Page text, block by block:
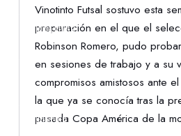
NORMATIVAS
DENUNCIAS
Vinotinto Futsal sostuvo esta
preparación en el que el
Robinson Romero, pudo
en sesiones de trabajo y a su
compromisos amistosos ante
la que ya se conocía tras la
pasada Copa América de la